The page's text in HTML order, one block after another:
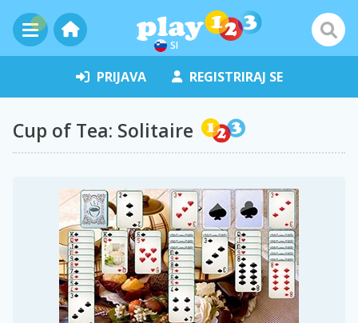
SI
PRIJAVA REGISTRIRAJ SE
Cup of Tea: Solitaire